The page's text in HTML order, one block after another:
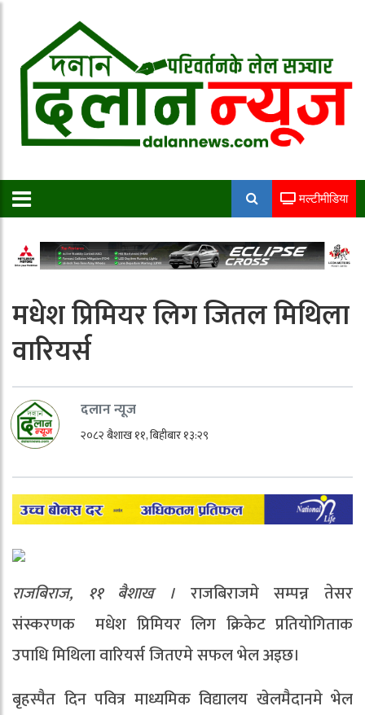
मल्टीमीडिया
मधेश प्रिमियर लिग जितल मिथिला
वारियर्स
दलान न्यूज
२०८२ बैशाख ११, बिहीबार १३:२९
राजबिराज, ११ बैशाख । राजबिराजमे सम्पन्न तेसर
संस्करणक मधेश प्रिमियर लिग क्रिकेट प्रतियोगिताक
उपाधि मिथिला वारियर्स जितएमे सफल भेल अइछ।
बृहस्पैत दिन पवित्र माध्यमिक विद्यालय खेलमैदानमे भेल